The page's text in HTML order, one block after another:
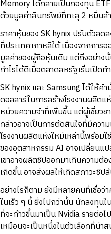
Memory ได้กลายเป็นกองทุน
ด้วยมูลค่าสินทรัพย์ที่ทะลุ 2 หมื่นล้
ราคาหุ้นของ SK hynix ปรับตัวลด
ที่ประเทศเกาหลีใต้ เนื่องจากการ
มูลค่าของผู้ถือหุ้นเดิม แต่ถึงอย่า
กำไรได้ดีเมื่อตลาดสหรัฐเริ่มเปิดท
SK hynix และ Samsung ได้ให้ค
ดอลลาร์ในการสร้างโรงงานผลิต
หน่วยความจำที่เพิ่มขึ้น แต่ผู้เชี่ยว
กล่าวอาจเป็นการตัดสินใจที่มีควา
โรงงานผลิตแห่งใหม่เหล่านี้พร้อม
ของอุตสาหกรรม AI อาจเปลี่ยนแ
เขาอาจผลิตชิปออกมาเกินความ
เกิดขึ้น อาจส่งผลให้เกิดสภาวะชิป
อย่างไรก็ตาม ยังมีหลายคนที่เชื่อว่
ในเร็ว ๆ นี้ ยิ่งไปกว่านั้น นักลงทุน
ที่จะก้าวขึ้นมาเป็น Nvidia รายต่
เหมือนจะเป็นหนึ่งในตัวเลือกที่น่า